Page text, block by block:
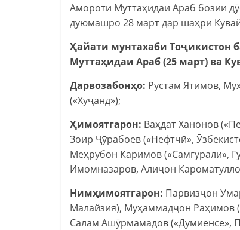
Амороти Муттаҳидаи Араб бозии
дуюмашро 28 март дар шаҳри
Ҳайати мунтахаби Тоҷикистон
Муттаҳидаи Араб (25 март) ва
Дарвозабонҳо: Рустам Ятимов,
(«Хуҷанд»);
Ҳимоятгарон: Ваҳдат Ханонов
Зоир Ҷӯрабоев («Нефтчӣ»,
Меҳрубон Каримов («Самгурали»,
Имомназаров, Алиҷон
Нимҳимоятгарон: Парвизҷон
Малайзия), Муҳаммадҷон Раҳимов
Салам Ашӯрмамадов («Думиенсе»,